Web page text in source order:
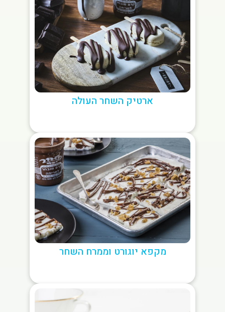
ארטיק השחר העולה
מקפא יוגורט וממרח השחר